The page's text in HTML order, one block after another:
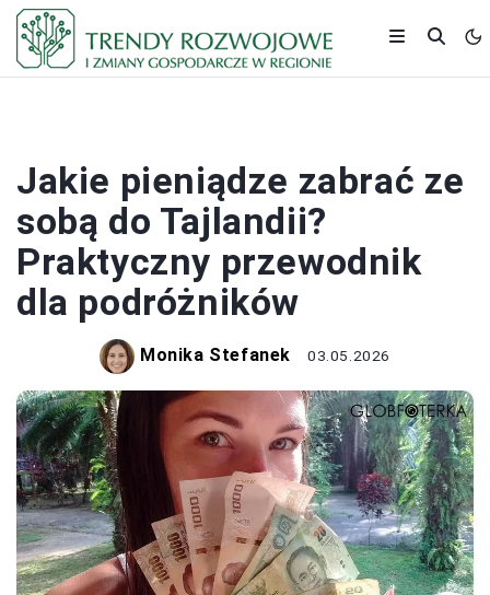
Jakie pieniądze zabrać ze
sobą do Tajlandii?
Praktyczny przewodnik
dla podróżników
Monika Stefanek 03.05.2026